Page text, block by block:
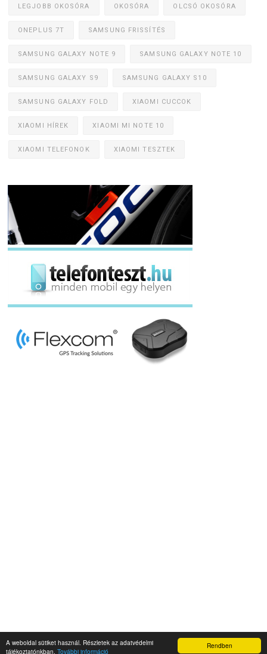
Rendben
A weboldal sütiket használ. Részletek az adatvédelmi
tájékoztatónkban. További információ
LEGJOBB OKOSÓRA OKOSÓRA OLCSÓ OKOSÓRA
ONEPLUS 7T SAMSUNG FRISSÍTÉS
SAMSUNG GALAXY NOTE 9 SAMSUNG GALAXY NOTE 10
SAMSUNG GALAXY S9 SAMSUNG GALAXY S10
SAMSUNG GALAXY FOLD XIAOMI CUCCOK
XIAOMI HÍREK XIAOMI MI NOTE 10
XIAOMI TELEFONOK XIAOMI TESZTEK
Napidroid.hu 2019